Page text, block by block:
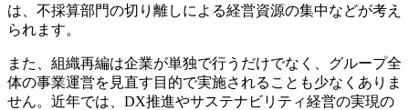
は、不採算部門の切り離しによる経営資源の集中などが考え
られます。
また、組織再編は企業が単独で行うだけでなく、グループ全
体の事業運営を見直す目的で実施されることも少なくありま
せん。近年では、DX推進やサステナビリティ経営の実現の